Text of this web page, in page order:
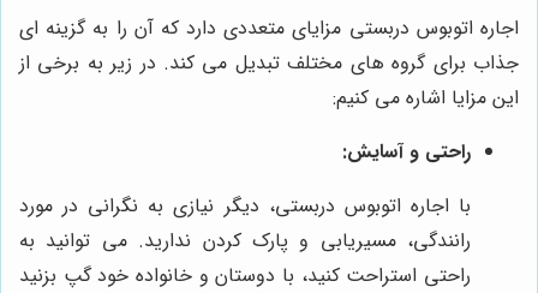
اجاره اتوبوس دربستی مزایای متعددی دارد که آن را به گزینه ای
جذاب برای گروه های مختلف تبدیل می کند. در زیر به برخی از
این مزایا اشاره می کنیم:
راحتی و آسایش:
با اجاره اتوبوس دربستی، دیگر نیازی به نگرانی در مورد
رانندگی، مسیریابی و پارک کردن ندارید. می توانید به
راحتی استراحت کنید، با دوستان و خانواده خود گپ بزنید